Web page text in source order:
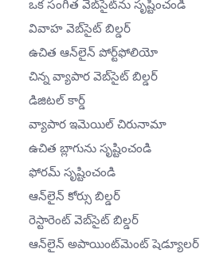
ఒక సంగీత వెబ్‌సైట్‌ను సృష్టించండి
వివాహ వెబ్‌సైట్ బిల్డర్
ఉచిత ఆన్‌లైన్ పోర్ట్‌ఫోలియో
చిన్న వ్యాపార వెబ్‌సైట్ బిల్డర్
డిజిటల్ కార్డ్
వ్యాపార ఇమెయిల్ చిరునామా
ఉచిత బ్లాగును సృష్టించండి
ఫోరమ్ సృష్టించండి
ఆన్‌లైన్ కోర్సు బిల్డర్
రెస్టారెంట్ వెబ్‌సైట్ బిల్డర్
ఆన్‌లైన్ అపాయింట్‌మెంట్ షెడ్యూలర్